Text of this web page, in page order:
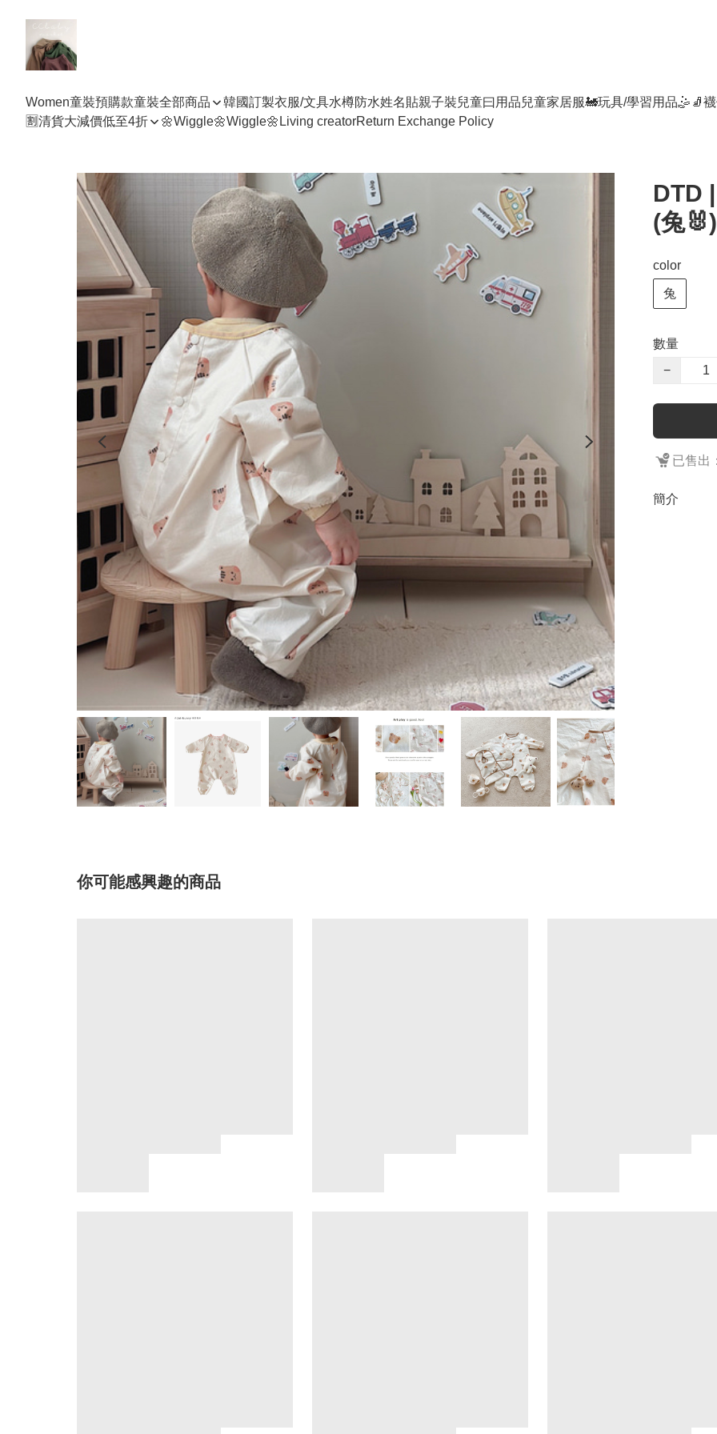
Women童裝預購款童裝全部商品 韓國訂製衣服/文具水樽防水姓名貼親子裝兒童曰用品兒童家居服🚂玩具/學習用品🤹 🧦
🈹清貨大減價低至4折
🌼Wiggle🌼Wiggle🌼 Living creatorReturn Exchange Policy
DTD
(兔🐰)
color
兔
數量
−
已售出
簡介
你可能感興趣的商品